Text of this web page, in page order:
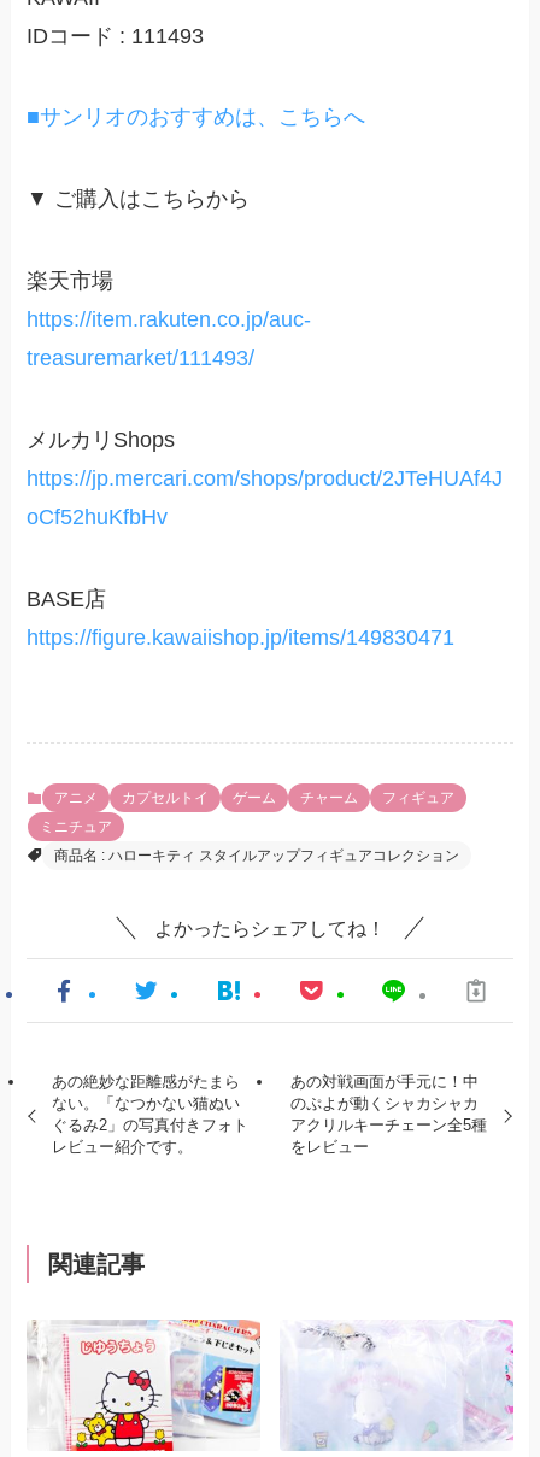
IDコード : 111493
■サンリオのおすすめは、こちらへ
▼ ご購入はこちらから
楽天市場
https://item.rakuten.co.jp/auc-
treasuremarket/111493/
メルカリShops
https://jp.mercari.com/shops/product/2JTeHUAf4J
oCf52huKfbHv
BASE店
https://figure.kawaiishop.jp/items/149830471
アニメ カプセルトイ ゲーム チャーム
フィギュア
ミニチュア
商品名 : ハローキティ スタイルアップフィギュアコレクション
よかったらシェアしてね！
あの絶妙な距離感がたまら
ない。「なつかない猫ぬい
ぐるみ2」の写真付きフォト
レビュー紹介です。
あの対戦画面が手元に！中
のぷよが動くシャカシャカ
アクリルキーチェーン全5種
をレビュー
関連記事